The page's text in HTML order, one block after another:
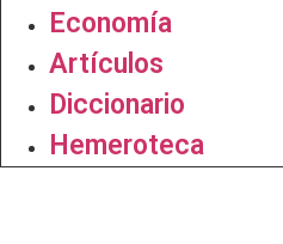
Economía
Artículos
Diccionario
Hemeroteca